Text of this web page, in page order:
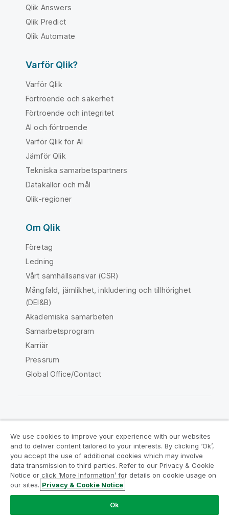
Qlik Answers
Qlik Predict
Qlik Automate
Varför Qlik?
Varför Qlik
Förtroende och säkerhet
Förtroende och integritet
AI och förtroende
Varför Qlik för AI
Jämför Qlik
Tekniska samarbetspartners
Datakällor och mål
Qlik-regioner
Om Qlik
Företag
Ledning
Vårt samhällsansvar (CSR)
Mångfald, jämlikhet, inkludering och tillhörighet
(DEI&B)
Akademiska samarbeten
Samarbetsprogram
Karriär
Pressrum
Global Office/Contact
Juridiska avtal
Produktvillkor
Legal Policies
Legal Policies
Användningsvillkor
Varumärken
Do Not Share My Info
Copyright © 1993-2026 QlikTech International AB. Alla
We use cookies to improve your experience with our websites
and to deliver content tailored to your interests. By clicking ‘Ok’,
you accept the use of additional cookies which may involve
data transmission to third parties. Refer to our Privacy & Cookie
Notice or click ‘More Information’ for details on cookie usage on
our sites. Privacy & Cookie Notice
Ok